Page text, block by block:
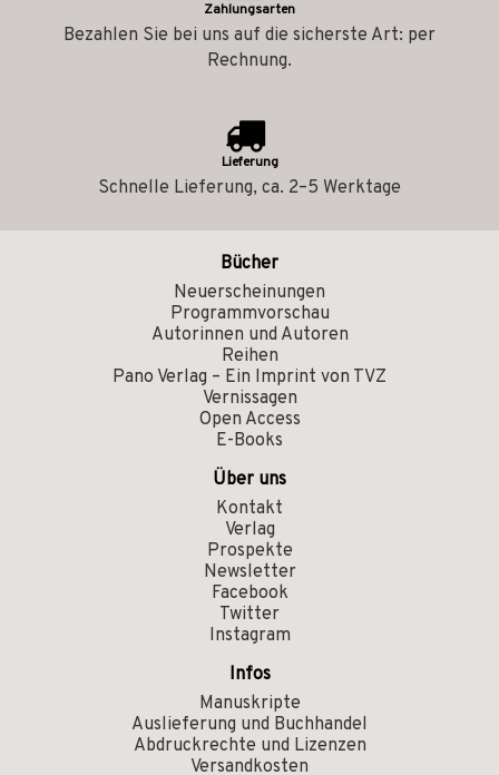
Zahlungsarten
Bezahlen Sie bei uns auf die sicherste Art: per
Rechnung.
Lieferung
Schnelle Lieferung, ca. 2–5 Werktage
Bücher
Neuerscheinungen
Programmvorschau
Autorinnen und Autoren
Reihen
Pano Verlag – Ein Imprint von TVZ
Vernissagen
Open Access
E-Books
Über uns
Kontakt
Verlag
Prospekte
Newsletter
Facebook
Twitter
Instagram
Infos
Manuskripte
Auslieferung und Buchhandel
Abdruckrechte und Lizenzen
Versandkosten